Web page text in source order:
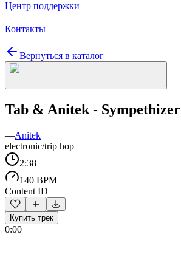
Центр поддержки
Контакты
Вернуться в каталог
Tab & Anitek - Sympethizer
—Anitek
electronic/trip hop
2:38
140 BPM
Content ID
Купить трек
0:00